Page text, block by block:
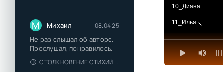
М Михаил 08.04.25
Не раз слышал об авторе.
Прослушал, понравилось.
СТОЛКНОВЕНИЕ СТИХИЙ - ВАЛЕРИЙ ГУМИНСКИЙ
10_Диана
11_Илья
12_Диана
13_Илья